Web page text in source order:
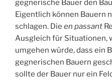
gegnerische Bauer den
Eigentlich können Bauern
schlagen. Die en passant
Ausgleich für Situationen,
umgehen würde, dass ein
gegnerischen Bauern
sollte der Bauer nur ein